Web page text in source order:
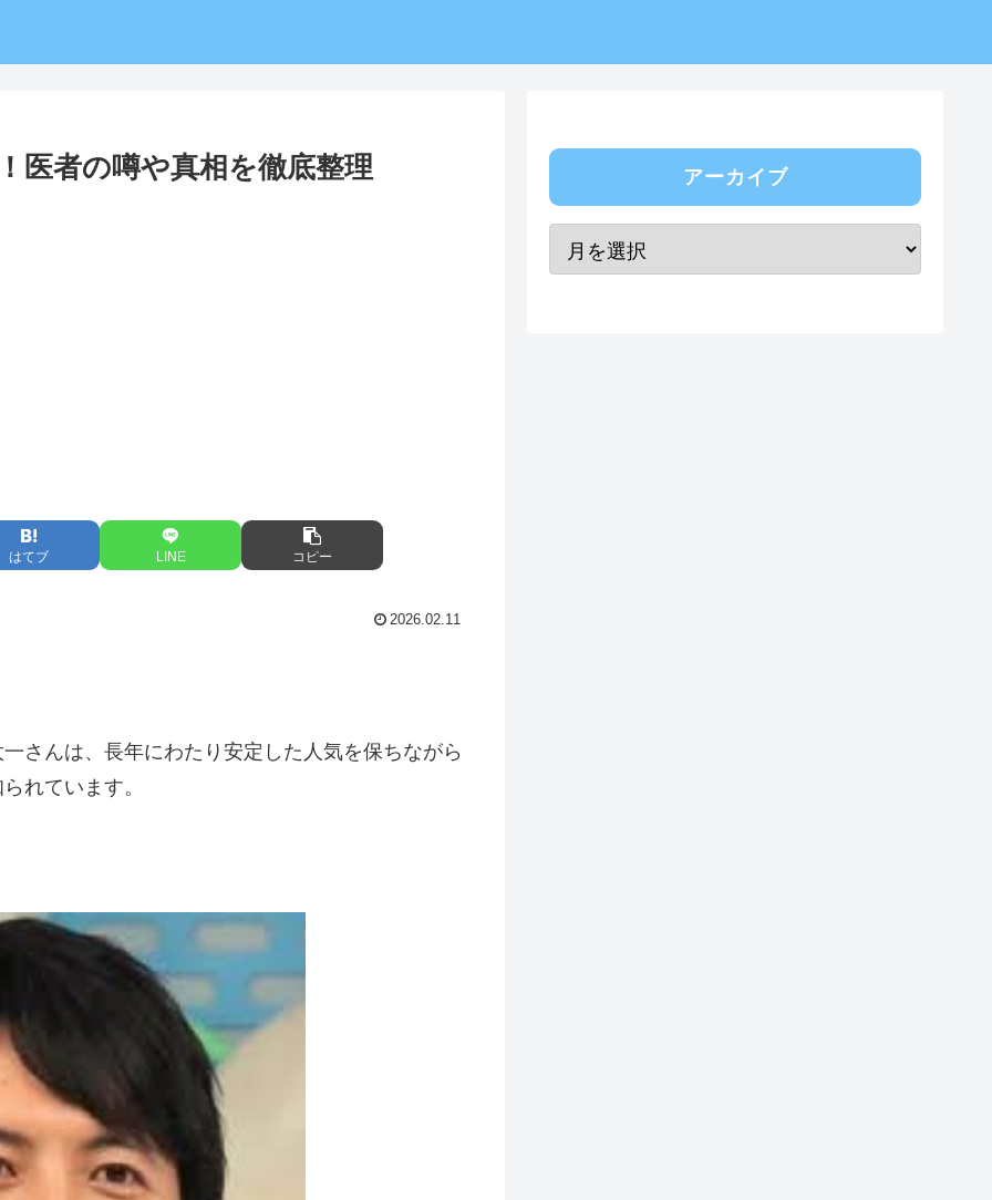
医者の噂や真相を徹底整理
はてブ LINE コピー
2026.02.11
さんは、長年にわたり安定した人気を保ちながら
れています。
アーカイブ